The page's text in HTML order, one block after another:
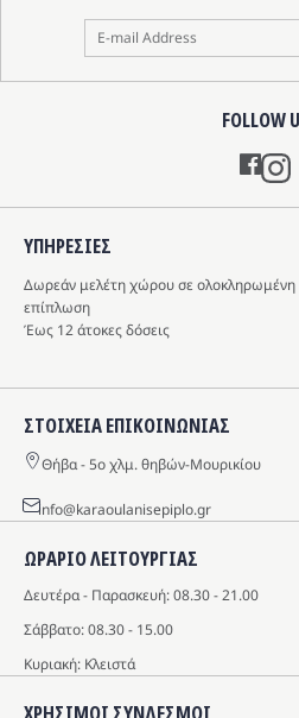
FOLLOW
ΩΡΑΡΙΟ ΛΕΙΤΟΥΡΓΙΑΣ
Δευτέρα - Παρασκευή: 08.30 - 21.00
Σάββατο: 08.30 - 15.00
Κυριακή: Κλειστά
ΥΠΗΡΕΣIΕΣ
Δωρεάν μελέτη χώρου σε ολοκληρωμένη
επίπλωση
Έως 12 άτοκες δόσεις
ΣΤΟΙΧΕΙΑ ΕΠΙΚΟΙΝΩΝΙΑΣ
Θήβα - 5o χλμ. θηβών-Μουρικίου
info@karaoulanisepiplo.gr